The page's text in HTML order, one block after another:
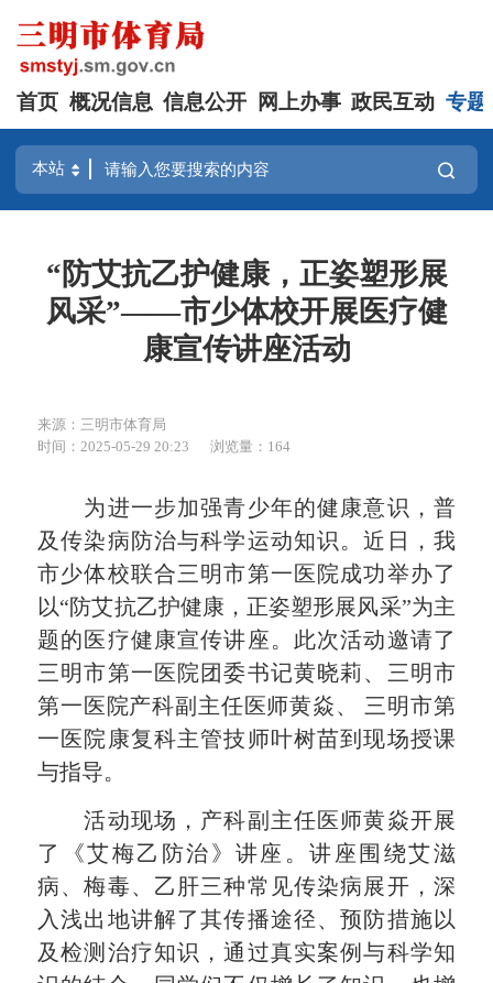
首页 概况信息 信息公开 网上办事 政民互动 专题
“防艾抗乙护健康，正姿塑形展
风采”——市少体校开展医疗健
康宣传讲座活动
来源：三明市体育局
时间：2025-05-29 20:23
浏览量：164
为进一步加强青少年的健康意识，普
及传染病防治与科学运动知识。近日，我
市少体校联合三明市第一医院成功举办了
以“防艾抗乙护健康，正姿塑形展风采”为主
题的医疗健康宣传讲座。此次活动邀请了
三明市第一医院团委书记黄晓莉、三明市
第一医院产科副主任医师黄焱、 三明市第
一医院康复科主管技师叶树苗到现场授课
与指导。
活动现场，产科副主任医师黄焱开展
了《艾梅乙防治》讲座。讲座围绕艾滋
病、梅毒、乙肝三种常见传染病展开，深
入浅出地讲解了其传播途径、预防措施以
及检测治疗知识，通过真实案例与科学知